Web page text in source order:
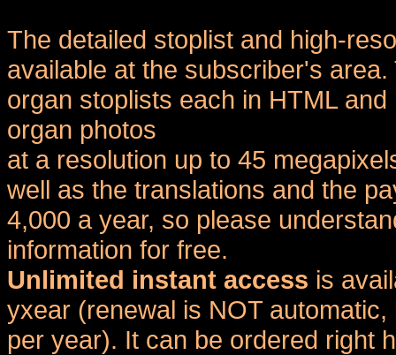
The detailed stoplist and high-
available at the subscriber's
organ stoplists each in HTML
organ photos
at a resolution up to 45
well as the translations and the
4,000 a year, so please
information for free.
Unlimited instant access is
yxear (renewal is NOT
per year). It can be ordered right